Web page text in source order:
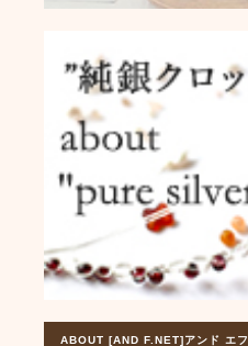
ABOUT [AND F.NET]アンド エフ